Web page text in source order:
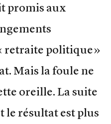
promis aux
retraite politique»
Mais la foule ne
oreille. La suite
le résultat est plus